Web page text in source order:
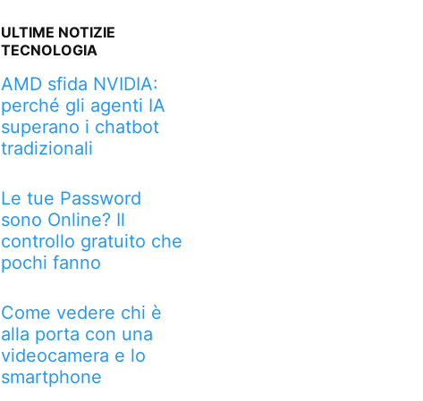
ULTIME NOTIZIE
TECNOLOGIA
AMD sfida NVIDIA:
perché gli agenti IA
superano i chatbot
tradizionali
Le tue Password
sono Online? Il
controllo gratuito che
pochi fanno
Come vedere chi è
alla porta con una
videocamera e lo
smartphone